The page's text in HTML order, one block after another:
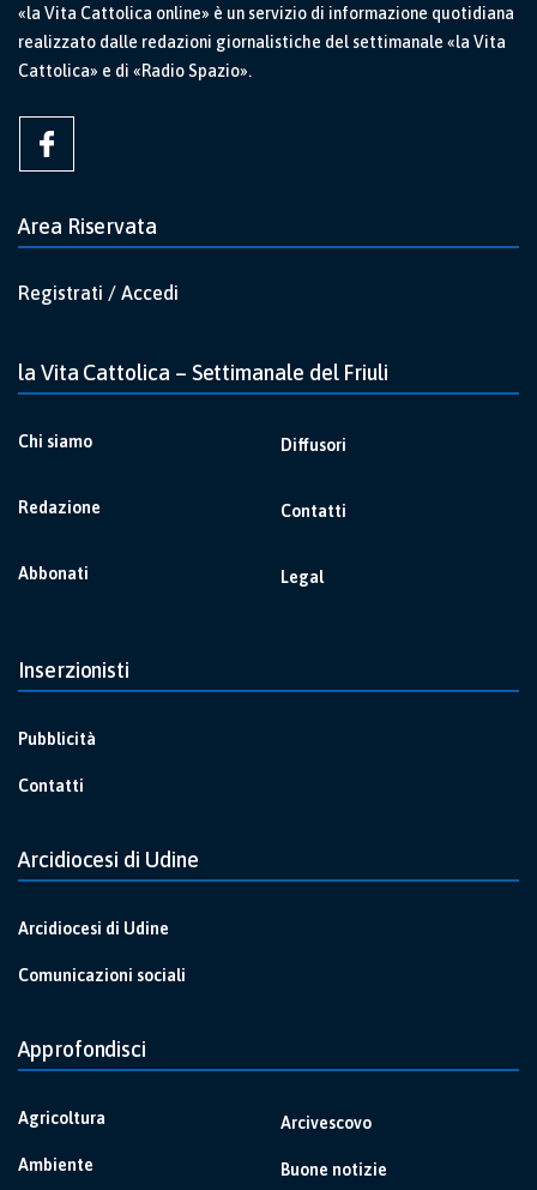
«la Vita Cattolica online» è un servizio di informazione quotidiana
realizzato dalle redazioni giornalistiche del settimanale «la Vita
Cattolica» e di «Radio Spazio».
Area Riservata
Registrati / Accedi
la Vita Cattolica – Settimanale del Friuli
Chi siamo
Redazione
Abbonati
Diffusori
Contatti
Legal
Inserzionisti
Pubblicità
Contatti
Arcidiocesi di Udine
Arcidiocesi di Udine
Comunicazioni sociali
Approfondisci
Agricoltura
Ambiente
Arcivescovo
Buone notizie